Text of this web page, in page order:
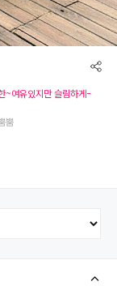
~여유있지만 슬림하게-
뿜